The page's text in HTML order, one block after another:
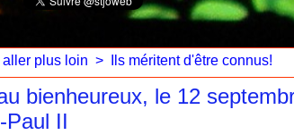
aller plus loin > Ils méritent d'être connus!
bienheureux, le 12
Paul II